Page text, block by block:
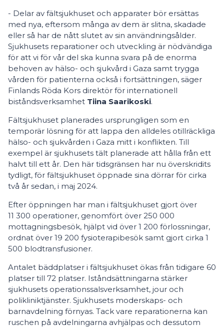
- Delar av fältsjukhuset och apparater bör ersättas
med nya, eftersom många av dem är slitna, skadade
eller så har de nått slutet av sin användningsålder.
Sjukhusets reparationer och utveckling är nödvändiga
för att vi för vår del ska kunna svara på de enorma
behoven av hälso- och sjukvård i Gaza samt trygga
vården för patienterna också i fortsättningen, säger
Finlands Röda Kors direktör för internationell
biståndsverksamhet Tiina Saarikoski.
Fältsjukhuset planerades ursprungligen som en
temporär lösning för att lappa den alldeles otillräckliga
hälso- och sjukvården i Gaza mitt i konflikten. Till
exempel är sjukhusets tält planerade att hålla från ett
halvt till ett år. Den här tidsgränsen har nu överskridits
tydligt, för fältsjukhuset öppnade sina dörrar för cirka
två år sedan, i maj 2024.
Efter öppningen har man i fältsjukhuset gjort över
11 300 operationer, genomfört över 250 000
mottagningsbesök, hjälpt vid över 1 200 förlossningar,
ordnat över 19 200 fysioterapibesök samt gjort cirka 1
500 blodtransfusioner.
Antalet bäddplatser i fältsjukhuset ökas från tidigare 60
platser till 72 platser. Iståndsättningarna stärker
sjukhusets operationssalsverksamhet, jour och
polikliniktjänster. Sjukhusets moderskaps- och
barnavdelning förnyas. Tack vare reparationerna kan
ruschen på avdelningarna avhjälpas och dessutom